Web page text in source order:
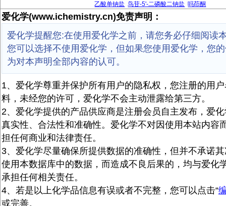
乙酸单钠盐 鸟苷-5'-二磷酸二钠盐 吗茚酮
爱化学(www.ichemistry.cn)免责声明：
爱化学提醒您:在使用爱化学之前，请您务必仔细阅读
您可以选择不使用爱化学，但如果您使用爱化学，您
为对本声明全部内容的认可。
1、爱化学尊重并保护所有用户的隐私权，您注册的用
料，未经您的许可，爱化学不会主动泄露给第三方。
2、爱化学提供的产品供应商是注册会员自主发布，爱
真实性、合法性和准确性。爱化学不对因使用本站内容
担任何商业和法律责任。
3、爱化学尽量确保所提供数据的准确性，但并不承诺
使用本数据库中的数据，而造成不良后果的，均与爱化
承担任何相关责任。
4、若是以上化学品信息有误或者不完整，您可以点击“
或完善。